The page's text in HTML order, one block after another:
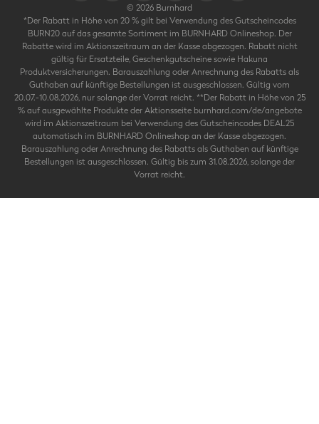
© 2026 Burnhard
*Der Rabatt in Höhe von 20 % gilt bei Verwendung des Gutscheincodes
BURN20 auf das gesamte Sortiment im BURNHARD Onlineshop. Der
Rabatte wird im Aktionszeitraum an der Kasse abgezogen. Rabatt nicht
gültig für Ersatzteile, Geschenkgutscheine sowie Hakuna
Produktversicherungen. Barauszahlung oder Anrechnung des Rabatts als
Guthaben auf künftige Bestellungen ist ausgeschlossen. Gültig vom
20.07.-10.08.2026, nur solange der Vorrat reicht. **Der Rabatt in Höhe von 25
% auf ausgewählte Produkte der Aktionsseite burnhard.com/de/angebote
wird im Aktionszeitraum bei Verwendung des Gutscheincodes DEAL25
automatisch im BURNHARD Onlineshop an der Kasse abgezogen.
Barauszahlung oder Anrechnung des Rabatts als Guthaben auf künftige
Bestellungen ist ausgeschlossen. Gültig bis zum 31.08.2026, solange der
Vorrat reicht.